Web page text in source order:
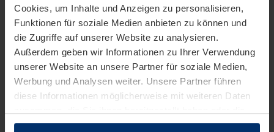
Cookies, um Inhalte und Anzeigen zu personalisieren,
Funktionen für soziale Medien anbieten zu können und
die Zugriffe auf unserer Website zu analysieren.
Außerdem geben wir Informationen zu Ihrer Verwendung
unserer Website an unsere Partner für soziale Medien,
Werbung und Analysen weiter. Unsere Partner führen
diese Informationen möglicherweise mit weiteren Daten
sie im Rahmen Ihrer Nutzung der Dienste gesammelt